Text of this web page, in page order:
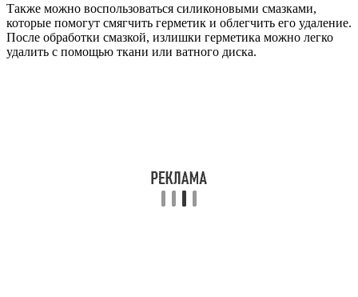
Также можно воспользоваться силиконовыми смазками,
которые помогут смягчить герметик и облегчить его удаление.
После обработки смазкой, излишки герметика можно легко
удалить с помощью ткани или ватного диска.